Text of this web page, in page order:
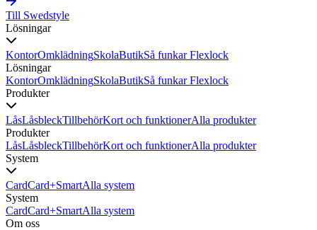
Till Swedstyle
Lösningar
KontorOmklädningSkolaButikSå funkar Flexlock
Lösningar
KontorOmklädningSkolaButikSå funkar Flexlock
Produkter
LåsLåsbleckTillbehörKort och funktionerAlla produkter
Produkter
LåsLåsbleckTillbehörKort och funktionerAlla produkter
System
CardCard+SmartAlla system
System
CardCard+SmartAlla system
Om oss